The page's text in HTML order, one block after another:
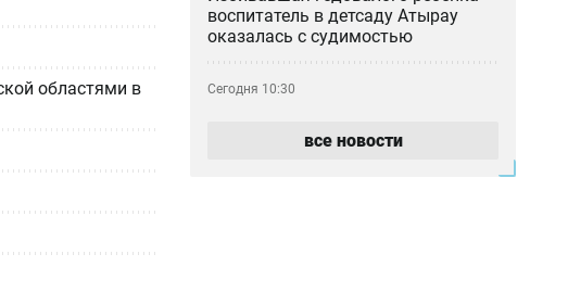
областями в
воспитатель в детсаду Атырау
оказалась с судимостью
Сегодня 10:30
почему реконструкция площади в
все новости